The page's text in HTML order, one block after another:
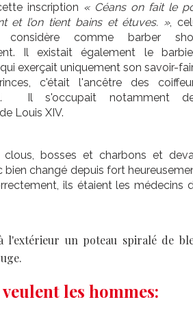
inscription « Céans on fait le
et l’on tient bains et étuves. »,
comme barber
Il existait également le
exerçait uniquement son savoir-
c'était l'ancêtre des
Il s'occupait notamment
Louis XIV.
bosses et charbons et
changé depuis fort
ils étaient les médecins
l'extérieur un poteau spiralé de
veulent les hommes: